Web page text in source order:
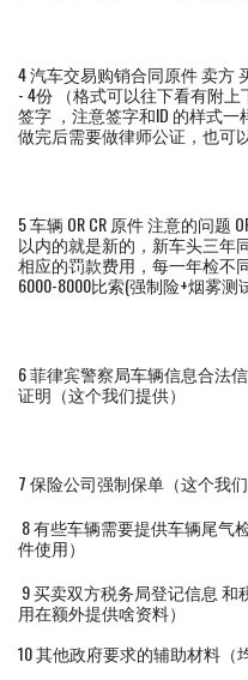
4 汽车交易购销合同原件 卖方
- 4份 （格式可以往下看有附
签字 ，注意签字和ID 的样式一
做完后需要做律师公证，也可
5 车辆 OR CR 原件 注意的问题
以内的就是新的，新车头三年
相应的罚款费用，每一年检不
6000-8000比索(强制险+烟雾
6 菲律宾警察局车辆信息合法
证明（这个我们提供）
7 保险公司强制保单（这个我
8 有些车辆需要提供车辆尾气
件使用）
9 买卖双方税务局登记信息
用在额外提供啥资料）
10 其他政府要求的辅助材料（